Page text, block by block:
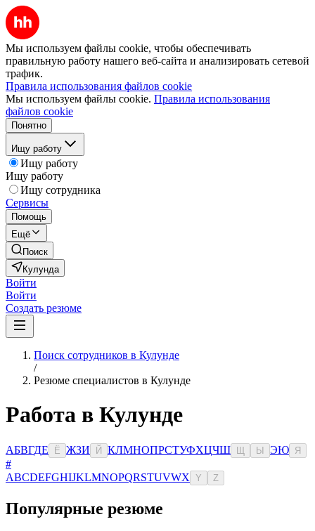
Мы используем файлы cookie, чтобы обеспечивать
правильную работу нашего веб-сайта и анализировать сетевой
трафик.
Правила использования файлов cookie
Мы используем файлы cookie. Правила использования
файлов cookie
Понятно
Ищу работу
Ищу работу
Ищу работу
Ищу сотрудника
Сервисы
Помощь
Ещё
Поиск
Кулунда
Войти
Войти
Создать резюме
Поиск сотрудников в Кулунде
/
Резюме специалистов в Кулунде
Работа в Кулунде
АБВГДЕ Ё ЖЗИ Й КЛМНОПРСТУФХЦЧШ Ы ЭЮ Я
#
ABCDEFGHIJKLMNOPQRSTUVWX Y Z
Популярные резюме